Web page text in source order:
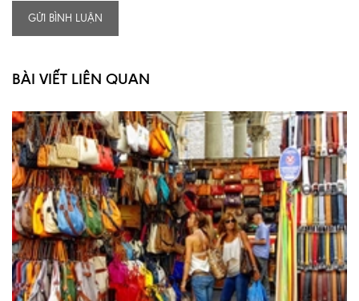
GỬI BÌNH LUẬN
BÀI VIẾT LIÊN QUAN